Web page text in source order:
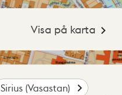
Visa på karta
Sirius (Vasastan)